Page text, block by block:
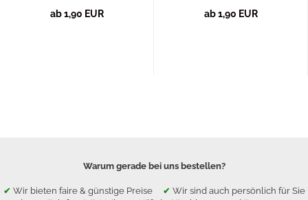
ab 1,90 EUR ab 1,90 EUR
Warum gerade bei uns bestellen?
✔ Wir bieten faire & günstige Preise ✔ Wir sind auch persönlich für Sie